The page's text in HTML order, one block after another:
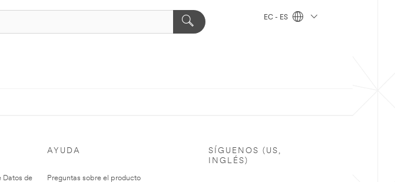
EC - ES
Datos de
AYUDA
Preguntas sobre el producto
SÍGUENOS (US,
INGLÉS)